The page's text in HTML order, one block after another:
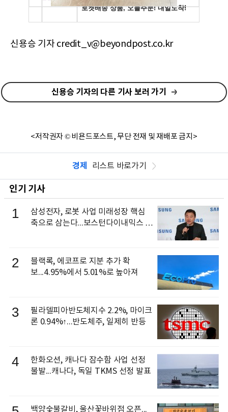
신용승 기자 credit_v@beyondpost.co.kr
신용승 기자의 다른 기사 보러 가기
<저작권자 © 비욘드포스트, 무단 전재 및 재배포 금지>
경제 리스트 바로가기
인기 기사
1
삼성전자, 로봇 사업 미래성장 핵심
축으로 삼는다...보스턴다이내믹스 출
2
블랙록, 에코프로 지분 추가 확
보...4.95%에서 5.01%로 높아져
3
필라델피아반도체지수 2.2%, 마이크
론 0.94%↑...반도체주, 일제히 반등
4
한화오션, 캐나다 잠수함 사업 선정
불발...캐나다, 독일 TKMS 선정 발표
백양숯불갈비, 울산꽃바위점 오픈...